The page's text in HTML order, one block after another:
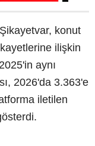
konut
ilişkin
aynı
2026'da 3.363'e
iletilen